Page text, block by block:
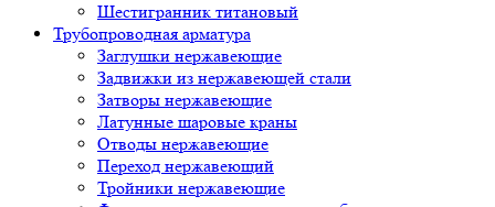
Шестигранник титановый
Трубопроводная арматура
Заглушки нержавеющие
Задвижки из нержавеющей стали
Затворы нержавеющие
Латунные шаровые краны
Отводы нержавеющие
Переход нержавеющий
Тройники нержавеющие